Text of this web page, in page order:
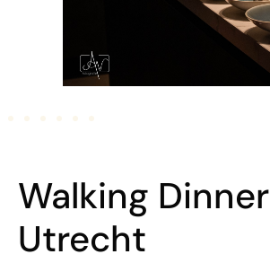
Walking Dinner
Utrecht